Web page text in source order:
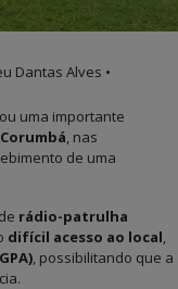
Dantas Alves •
uma importante
, nas
de uma
rádio-patrulha
difícil acesso ao local,
, possibilitando que a